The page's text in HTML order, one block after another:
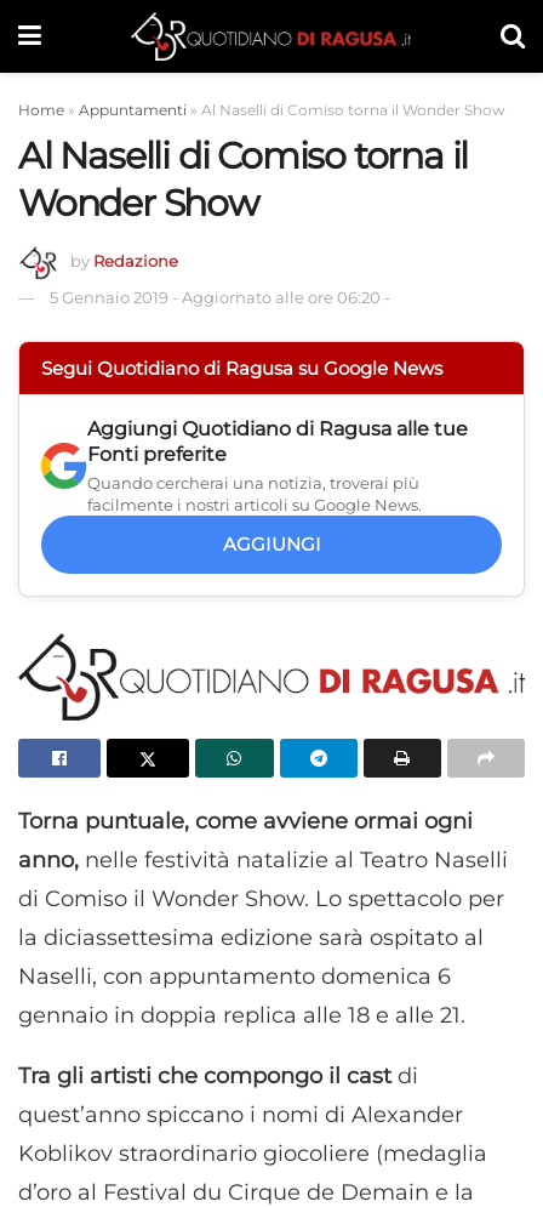
Home » Appuntamenti » Al Naselli di Comiso torna il Wonder Show
Al Naselli di Comiso torna il
Wonder Show
by Redazione
5 Gennaio 2019 - Aggiornato alle ore 06:20 -
Segui Quotidiano di Ragusa su Google News
Aggiungi Quotidiano di Ragusa alle tue
Fonti preferite
Quando cercherai una notizia, troverai più
facilmente i nostri articoli su Google News.
AGGIUNGI
Torna puntuale, come avviene ormai ogni
anno, nelle festività natalizie al Teatro Naselli
di Comiso il Wonder Show. Lo spettacolo per
la diciassettesima edizione sarà ospitato al
Naselli, con appuntamento domenica 6
gennaio in doppia replica alle 18 e alle 21.
Tra gli artisti che compongo il castdi
quest’anno spiccano i nomi di Alexander
Koblikov straordinario giocoliere (medaglia
d’oro al Festival du Cirque de Demain e la